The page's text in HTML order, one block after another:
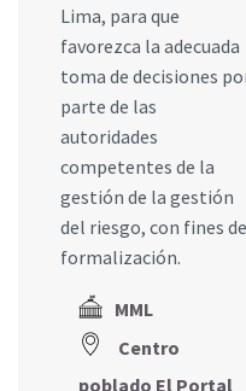
Lima, para que
favorezca la adecuada
toma de decisiones
parte de las
autoridades
competentes de la
gestión de la gestión
del riesgo, con fines de
formalización.
MML
Centro
poblado El Portal